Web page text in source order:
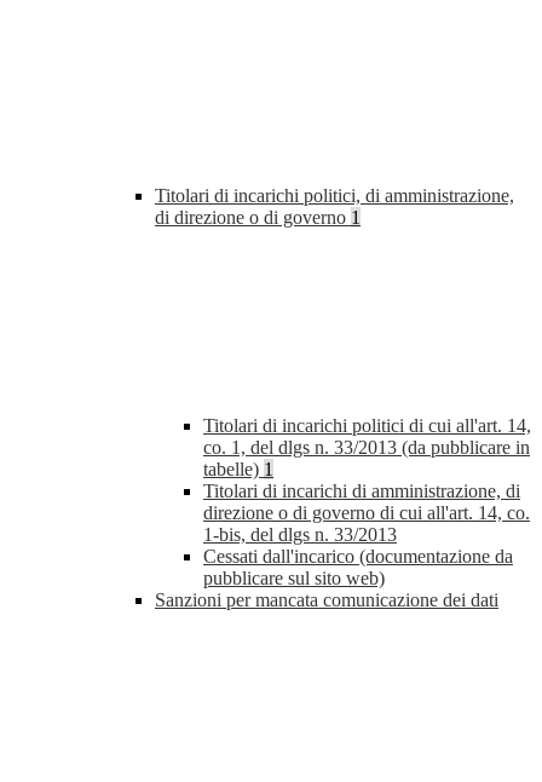
Titolari di incarichi politici, di amministrazione,
di direzione o di governo 1
Titolari di incarichi politici di cui all'art. 14,
co. 1, del dlgs n. 33/2013 (da pubblicare in
tabelle) 1
Titolari di incarichi di amministrazione, di
direzione o di governo di cui all'art. 14, co.
1-bis, del dlgs n. 33/2013
Cessati dall'incarico (documentazione da
pubblicare sul sito web)
Sanzioni per mancata comunicazione dei dati